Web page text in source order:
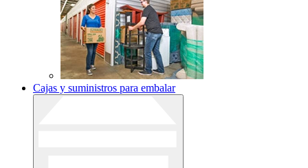
Cajas y suministros para embalar